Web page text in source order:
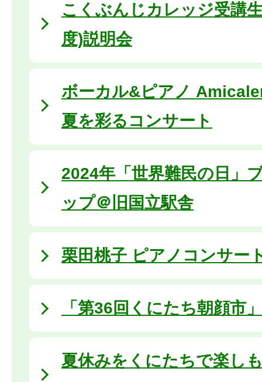
こくぶんじカレッジ受講
度)説明会
ボーカル&ピアノ
夏を彩るコンサート
2024年「世界難民の日」
ップ＠旧国立駅舎
栗田桃子 ピアノコンサー
「第36回くにたち朝顔市
夏休みをくにたちで楽し